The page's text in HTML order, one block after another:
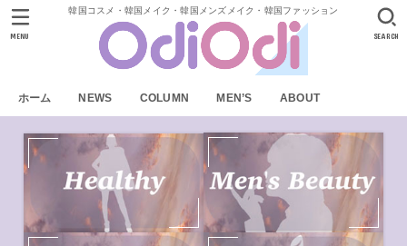
韓国コスメ・韓国メイク・韓国メンズメイク・韓国ファッション
ホーム NEWS COLUMN MEN’S ABOUT
SEARCH
MENU